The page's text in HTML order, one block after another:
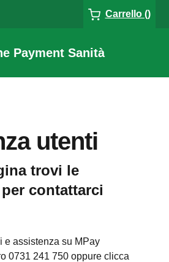
Carrello ()
Payment Sanità
utenti
trovi le
contattarci
e assistenza su MPay
0731 241 750 oppure clicca